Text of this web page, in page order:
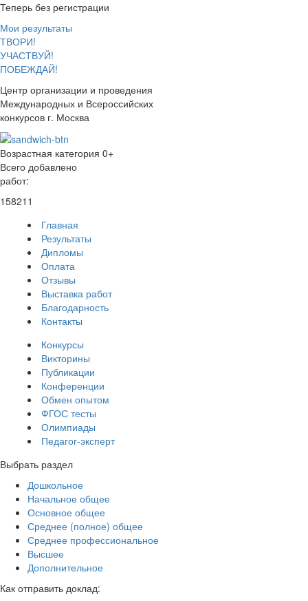
Теперь без регистрации
Мои результаты
ТВОРИ!
УЧАСТВУЙ!
ПОБЕЖДАЙ!
Центр организации и проведения
Международных и Всероссийских
конкурсов г. Москва
Возрастная категория 0+
Всего добавлено
работ:
158211
Главная
Результаты
Дипломы
Оплата
Отзывы
Выставка работ
Благодарность
Контакты
Конкурсы
Викторины
Публикации
Конференции
Обмен опытом
ФГОС тесты
Олимпиады
Педагог-эксперт
Выбрать раздел
Дошкольное
Начальное общее
Основное общее
Среднее (полное) общее
Среднее профессиональное
Высшее
Дополнительное
Как отправить доклад: